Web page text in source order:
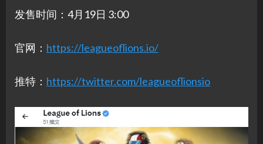
发售时间：4月19日 3:00
官网： https://leagueoflions.io/
推特： https://twitter.com/leagueoflionsio